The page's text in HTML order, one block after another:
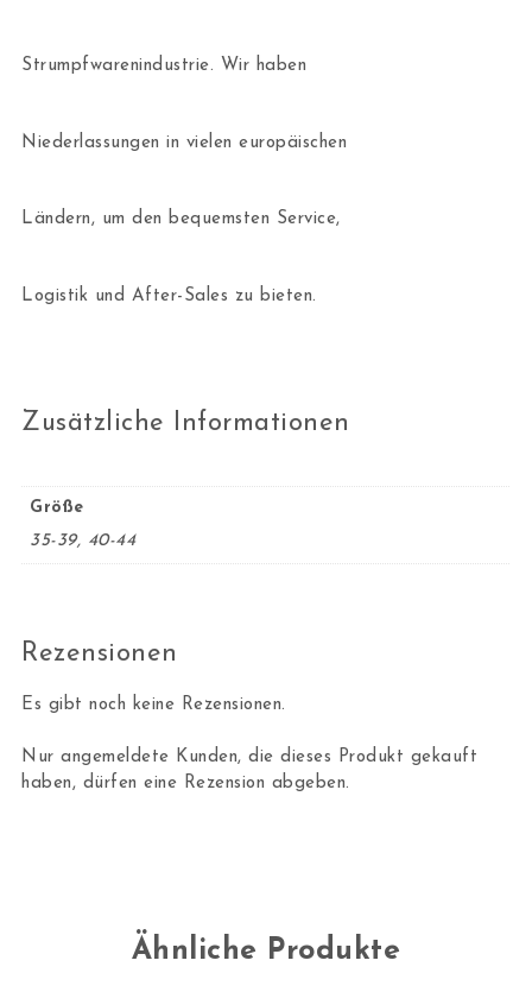
Strumpfwarenindustrie. Wir haben
Niederlassungen in vielen europäischen
Ländern, um den bequemsten Service,
Logistik und After-Sales zu bieten.
Zusätzliche Informationen
Größe
35-39, 40-44
Rezensionen
Es gibt noch keine Rezensionen.
Nur angemeldete Kunden, die dieses Produkt gekauft
haben, dürfen eine Rezension abgeben.
Ähnliche Produkte